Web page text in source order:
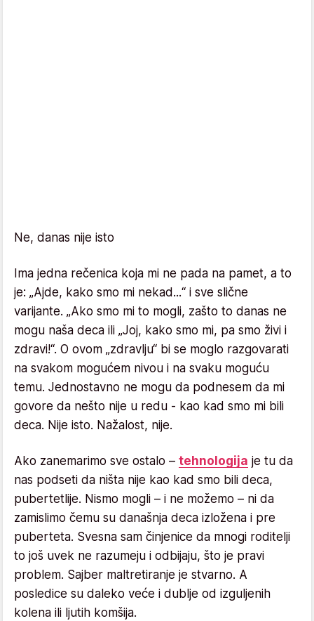
Ne, danas nije isto
Ima jedna rečenica koja mi ne pada na pamet, a to
je: „Ajde, kako smo mi nekad...“ i sve slične
varijante. „Ako smo mi to mogli, zašto to danas ne
mogu naša deca ili „Joj, kako smo mi, pa smo živi i
zdravi!“. O ovom „zdravlju“ bi se moglo razgovarati
na svakom mogućem nivou i na svaku moguću
temu. Jednostavno ne mogu da podnesem da mi
govore da nešto nije u redu - kao kad smo mi bili
deca. Nije isto. Nažalost, nije.
Ako zanemarimo sve ostalo – tehnologija je tu da
nas podseti da ništa nije kao kad smo bili deca,
pubertetlije. Nismo mogli – i ne možemo – ni da
zamislimo čemu su današnja deca izložena i pre
puberteta. Svesna sam činjenice da mnogi roditelji
to još uvek ne razumeju i odbijaju, što je pravi
problem. Sajber maltretiranje je stvarno. A
posledice su daleko veće i dublje od izguljenih
kolena ili ljutih komšija.